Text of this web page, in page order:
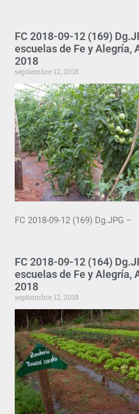
FC 2018-09-12 (169)
escuelas de Fe y Alegría,
2018
septiembre 12, 2018
FC 2018-09-12 (169) Dg.JPG –
FC 2018-09-12 (164)
escuelas de Fe y Alegría,
2018
septiembre 12, 2018